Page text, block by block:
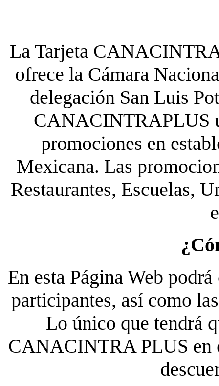
La Tarjeta
ofrece la Cámara
delegación San Luis
CANACINTRAPLUS
promociones en
Mexicana. Las
Restaurantes, Escuelas,
En esta Página Web
participantes, así como
Lo único que tendrá
CANACINTRA PLUS en